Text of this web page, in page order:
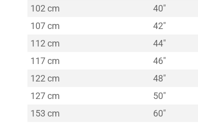
102 cm
40"
107 cm
42"
112 cm
44"
117 cm
46"
122 cm
48"
127 cm
50"
153 cm
60"